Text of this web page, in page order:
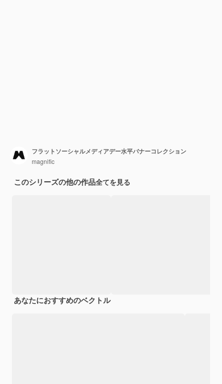
フラットソーシャルメディアデー水平バナーコレクション
magnific
このシリーズの他の作品全てを見る
あなたにおすすめのベクトル